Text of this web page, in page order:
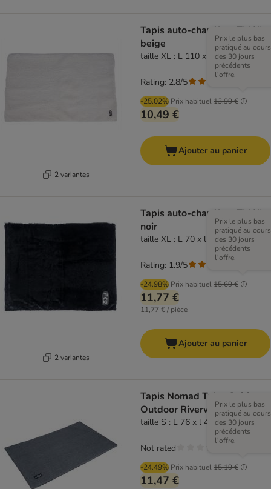
2 variantes
Tapis auto-chauffant TIAKI,
beige
taille XL : L 110 x l 70 cm
-25.02% Prix habituel13,99 €
Prix le plus bas
pratiqué au cours
des 30 jours
précédents
l'offre.
10,49 €
Rating: 2.8/5
Ajouter au panier
2 variantes
Tapis auto-chauffant TIAKI,
noir
taille XL : L 70 x l 110 cm
-24.98% Prix habituel15,69 €
Prix le plus bas
pratiqué au cours
des 30 jours
précédents
l'offre.
11,77 €
11,77 € / pièce
Rating: 1.9/5
Ajouter au panier
Tapis Nomad Tales Spirit
Outdoor Riverway
taille S : L 76 x l 46 cm
-24.49% Prix habituel15,19 €
Prix le plus bas
pratiqué au cours
des 30 jours
précédents
l'offre.
11,47 €
Not rated